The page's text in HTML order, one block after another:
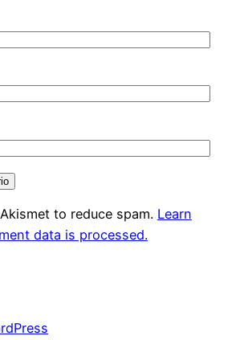
to reduce spam. Learn
data is processed.